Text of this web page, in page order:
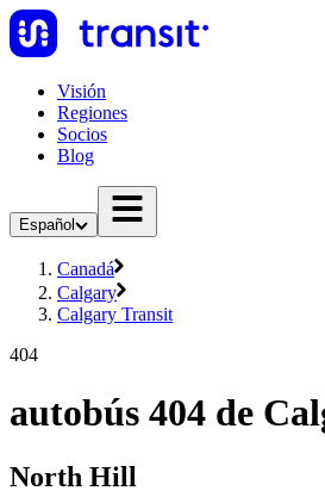
Visión
Regiones
Socios
Blog
Español
Canadá
Calgary
Calgary Transit
404
autobús 404 de
North Hill